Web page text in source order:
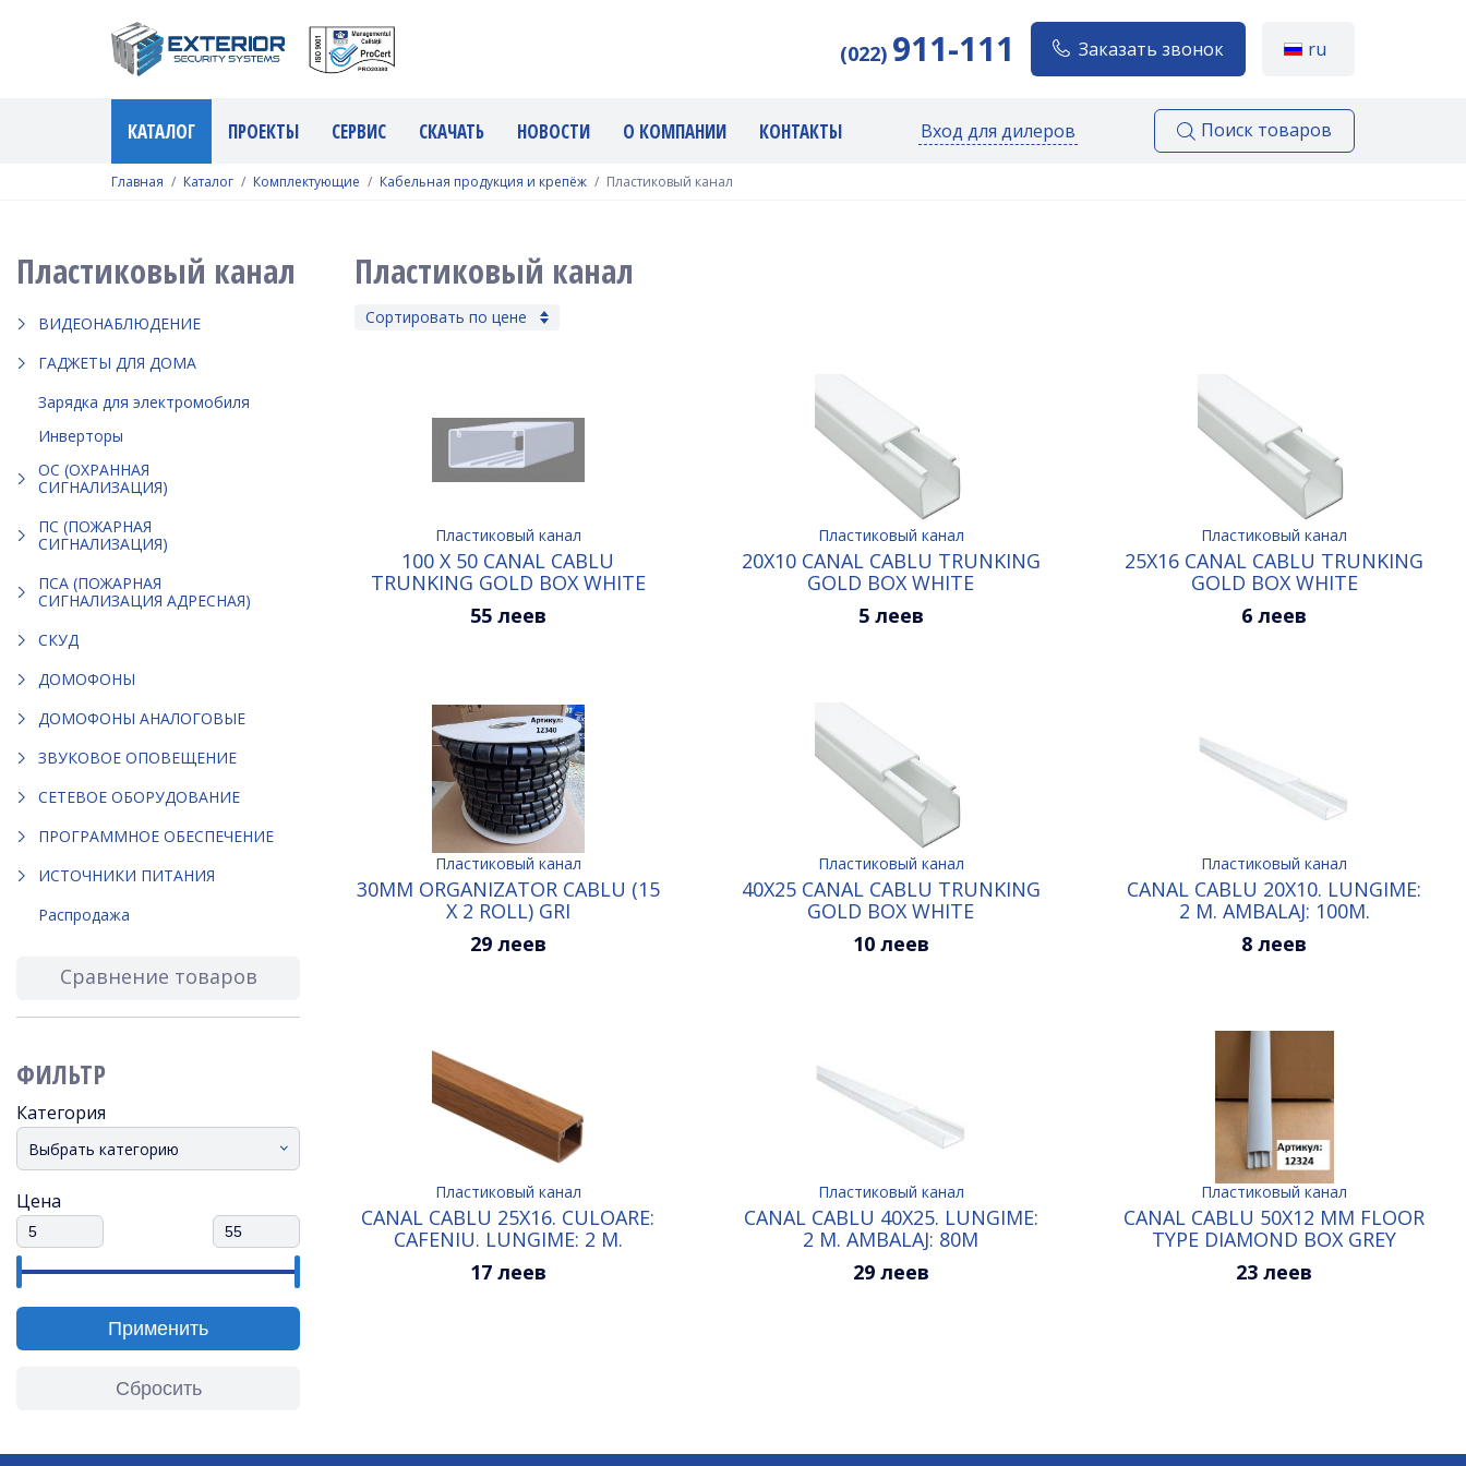
(022) 911-111 Заказать звонок ru
КАТАЛОГ ПРОЕКТЫ СЕРВИС СКАЧАТЬ НОВОСТИ О КОМПАНИИ КОНТАКТЫ Вход для дилеров Поиск товаров
Главная Каталог Комплектующие Кабельная продукция и крепёж Пластиковый канал
Пластиковый канал
ВИДЕОНАБЛЮДЕНИЕ
ГАДЖЕТЫ ДЛЯ ДОМА
Зарядка для электромобиля
Инверторы
ОС (ОХРАННАЯ
СИГНАЛИЗАЦИЯ)
ПС (ПОЖАРНАЯ
СИГНАЛИЗАЦИЯ)
ПСА (ПОЖАРНАЯ
СИГНАЛИЗАЦИЯ АДРЕСНАЯ)
СКУД
ДОМОФОНЫ
ДОМОФОНЫ АНАЛОГОВЫЕ
ЗВУКОВОЕ ОПОВЕЩЕНИЕ
СЕТЕВОЕ ОБОРУДОВАНИЕ
ПРОГРАММНОЕ ОБЕСПЕЧЕНИЕ
ИСТОЧНИКИ ПИТАНИЯ
Распродажа
Сравнение товаров
ФИЛЬТР
Категория
Выбрать категорию
Цена
Применить
Сбросить
Пластиковый канал
Сортировать по цене
Пластиковый канал
100 X 50 CANAL CABLU
TRUNKING GOLD BOX WHITE
55 леев
Пластиковый канал
20X10 CANAL CABLU TRUNKING
GOLD BOX WHITE
5 леев
Пластиковый канал
25X16 CANAL CABLU TRUNKING
GOLD BOX WHITE
6 леев
Пластиковый канал
30MM ORGANIZATOR CABLU (15
X 2 ROLL) GRI
29 леев
Пластиковый канал
40X25 CANAL CABLU TRUNKING
GOLD BOX WHITE
10 леев
Пластиковый канал
CANAL CABLU 20X10. LUNGIME:
2 M. AMBALAJ: 100M.
8 леев
Пластиковый канал
CANAL CABLU 25X16. CULOARE:
CAFENIU. LUNGIME: 2 M.
AMBALAJ: 60M
17 леев
Пластиковый канал
CANAL CABLU 40X25. LUNGIME:
2 M. AMBALAJ: 80M
29 леев
Пластиковый канал
CANAL CABLU 50X12 MM FLOOR
TYPE DIAMOND BOX GREY
23 леев